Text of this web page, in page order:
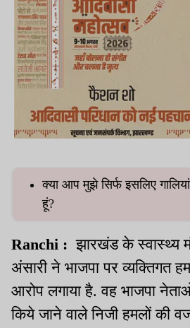
क्या आप मुझे सिर्फ इसलिए
हूं?
Ranchi : झारखंड के स्वास्थ्य
अंसारी ने भाजपा पर व्यक्तिगत
आरोप लगाया है. वह भाजपा नेताओं
किये जाने वाले निजी हमलों की